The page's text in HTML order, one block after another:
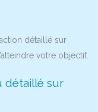
détaillé sur
votre objectif.
détaillé sur